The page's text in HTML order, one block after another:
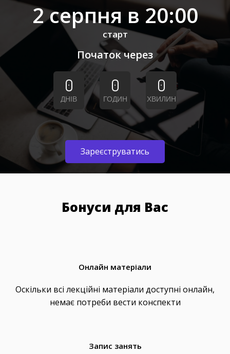
2 серпня в 20:00
старт
Початок через
0
ДНІВ
0
ГОДИН
0
ХВИЛИН
Зареєструватись
Бонуси для Вас
Онлайн матеріали
Оскільки всі лекційні матеріали доступні онлайн,
немає потреби вести конспекти
Запис занять